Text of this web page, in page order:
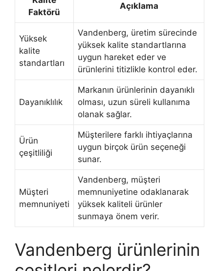
Faktörü
Açıklama
Yüksek
kalite
standartları
Vandenberg, üretim sürecinde
yüksek kalite standartlarına
uygun hareket eder ve
ürünlerini titizlikle kontrol eder.
Dayanıklılık
Markanın ürünlerinin dayanıklı
olması, uzun süreli kullanıma
olanak sağlar.
Ürün
çeşitliliği
Müşterilere farklı ihtiyaçlarına
uygun birçok ürün seçeneği
sunar.
Müşteri
memnuniyeti
Vandenberg, müşteri
memnuniyetine odaklanarak
yüksek kaliteli ürünler
sunmaya önem verir.
Vandenberg ürünlerinin